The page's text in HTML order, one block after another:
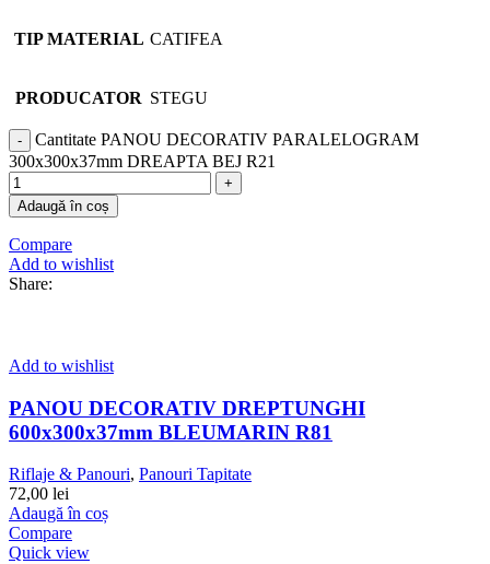
TIP MATERIAL CATIFEA
PRODUCATOR STEGU
Cantitate PANOU DECORATIV PARALELOGRAM
300x300x37mm DREAPTA BEJ R21
Adaugă în coș
Compare
Add to wishlist
Share:
Add to wishlist
PANOU DECORATIV DREPTUNGHI
600x300x37mm BLEUMARIN R81
Riflaje & Panouri, Panouri Tapitate
72,00 lei
Adaugă în coș
Compare
Quick view